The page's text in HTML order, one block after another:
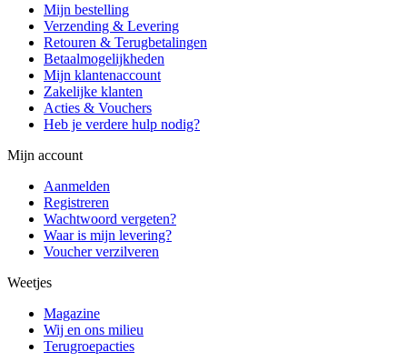
Mijn bestelling
Verzending & Levering
Retouren & Terugbetalingen
Betaalmogelijkheden
Mijn klantenaccount
Zakelijke klanten
Acties & Vouchers
Heb je verdere hulp nodig?
Mijn account
Aanmelden
Registreren
Wachtwoord vergeten?
Waar is mijn levering?
Voucher verzilveren
Weetjes
Magazine
Wij en ons milieu
Terugroepacties